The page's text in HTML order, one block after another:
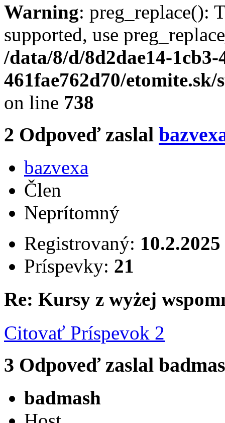
Warning: preg_replace():
supported, use
/data/8/d/8d2dae14-1cb3-
461fae762d70/
on line 738
2 Odpoveď zaslal
bazvexa
Člen
Neprítomný
Registrovaný: 10.2.2025
Príspevky: 21
Re: Kursy z wyżej
Citovať Príspevok 2
3 Odpoveď zaslal
badmash